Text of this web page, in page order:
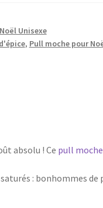
Unisexe
, Pull moche pour
absolu ! Ce pull
: bonhommes de